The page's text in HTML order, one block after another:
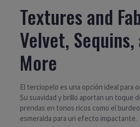
Textures and
Velvet, Sequins,
More
El terciopelo es una opción ideal para
Su suavidad y brillo aportan un toque
prendas en tonos ricos como el
esmeralda para un efecto impactante.